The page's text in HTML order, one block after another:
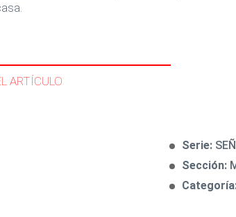
ARTÍCULO
Serie:
Sección: